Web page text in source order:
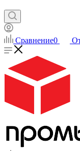
Сравнение0